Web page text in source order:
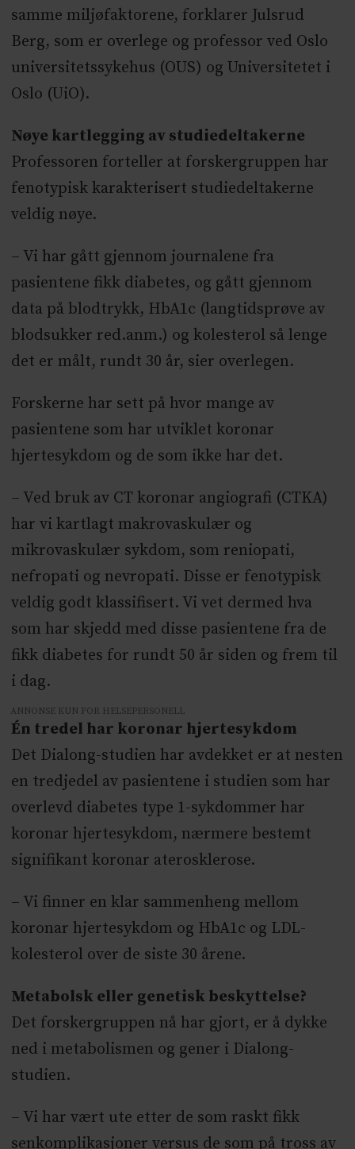
samme miljøfaktorene, forklarer Julsrud
Berg, som er overlege og professor ved Oslo
universitetssykehus (OUS) og Universitetet i
Oslo (UiO).
Nøye kartlegging av studiedeltakerne
Professoren forteller at forskergruppen har
fenotypisk karakterisert studiedeltakerne
veldig nøye.
– Vi har gått gjennom journalene fra
pasientene fikk diabetes, og gått gjennom
data på blodtrykk, HbA1c (langtidsprøve av
blodsukker red.anm.) og kolesterol så lenge
det er målt, rundt 30 år, sier overlegen.
Forskerne har sett på hvor mange av
pasientene som har utviklet koronar
hjertesykdom og de som ikke har det.
– Ved bruk av CT koronar angiografi (CTKA)
har vi kartlagt makrovaskulær og
mikrovaskulær sykdom, som reniopati,
nefropati og nevropati. Disse er fenotypisk
veldig godt klassifisert. Vi vet dermed hva
som har skjedd med disse pasientene fra de
fikk diabetes for rundt 50 år siden og frem til
i dag.
ANNONSE KUN FOR HELSEPERSONELL
Én tredel har koronar hjertesykdom
Det Dialong-studien har avdekket er at nesten
en tredjedel av pasientene i studien som har
overlevd diabetes type 1-sykdommer har
koronar hjertesykdom, nærmere bestemt
signifikant koronar aterosklerose.
– Vi finner en klar sammenheng mellom
koronar hjertesykdom og HbA1c og LDL-
kolesterol over de siste 30 årene.
Metabolsk eller genetisk beskyttelse?
Det forskergruppen nå har gjort, er å dykke
ned i metabolismen og gener i Dialong-
studien.
– Vi har vært ute etter de som raskt fikk
senkomplikasjoner versus de som på tross av